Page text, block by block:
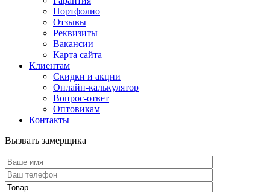
Портфолио
Отзывы
Реквизиты
Вакансии
Карта сайта
Клиентам
Скидки и акции
Онлайн-калькулятор
Вопрос-ответ
Оптовикам
Контакты
Вызвать замерщика